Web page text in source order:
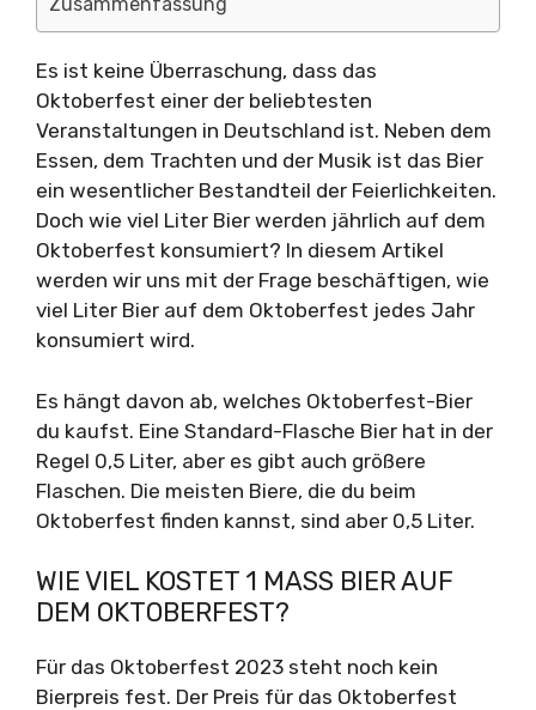
Es ist keine Überraschung, dass das
Oktoberfest einer der beliebtesten
Veranstaltungen in Deutschland ist. Neben dem
Essen, dem Trachten und der Musik ist das Bier
ein wesentlicher Bestandteil der Feierlichkeiten.
Doch wie viel Liter Bier werden jährlich auf dem
Oktoberfest konsumiert? In diesem Artikel
werden wir uns mit der Frage beschäftigen, wie
viel Liter Bier auf dem Oktoberfest jedes Jahr
konsumiert wird.
Es hängt davon ab, welches Oktoberfest-Bier
du kaufst. Eine Standard-Flasche Bier hat in der
Regel 0,5 Liter, aber es gibt auch größere
Flaschen. Die meisten Biere, die du beim
Oktoberfest finden kannst, sind aber 0,5 Liter.
WIE VIEL KOSTET 1 MASS BIER AUF D
EM OKTOBERFEST?
Für das Oktoberfest 2023 steht noch kein
Bierpreis fest. Der Preis für das Oktoberfest